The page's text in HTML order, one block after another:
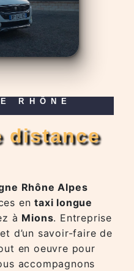
Rhône Alpes
entaxi longue
à Mions. Entreprise
d’un savoir-faire de
en oeuvre pour
accompagnons